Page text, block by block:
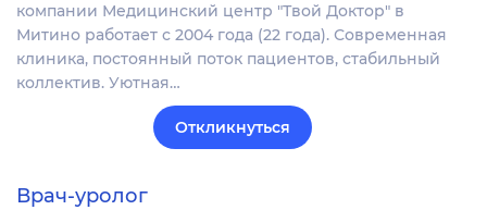
компании Медицинский центр "Твой Доктор" в
Митино работает с 2004 года (22 года). Современная
клиника, постоянный поток пациентов, стабильный
коллектив. Уютная…
Откликнуться
Врач-уролог